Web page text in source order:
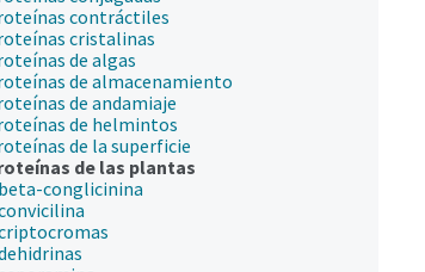
contráctiles
cristalinas
de algas
de almacenamiento
de andamiaje
de helmintos
de la superficie
de las plantas
beta-conglicinina